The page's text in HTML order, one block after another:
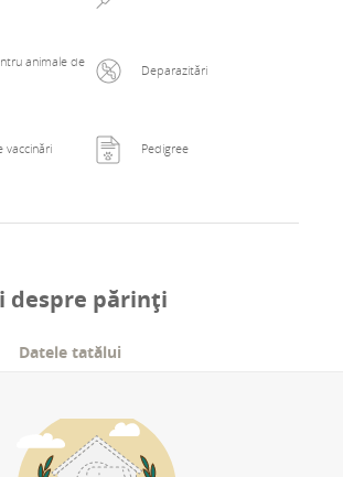
animale de
Deparazitări
vaccinări Pedigree
despre părinți
Datele tatălui